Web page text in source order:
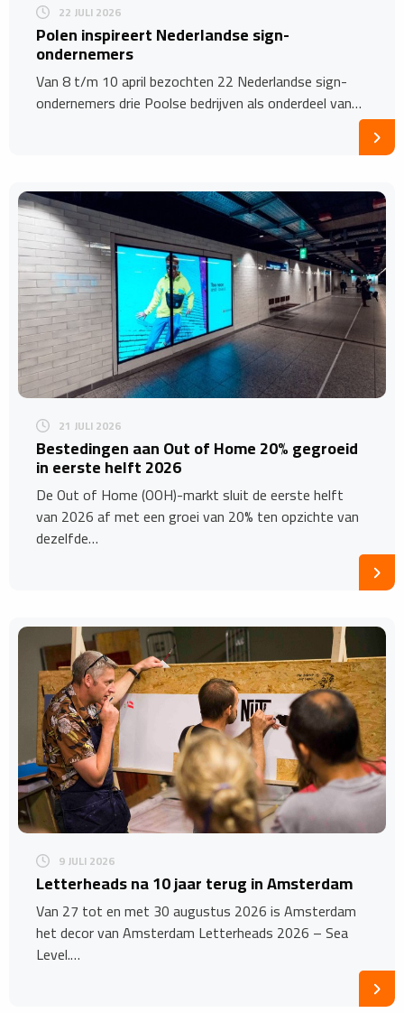
22 JULI 2026
Polen inspireert Nederlandse sign-
ondernemers
Van 8 t/m 10 april bezochten 22 Nederlandse sign-
ondernemers drie Poolse bedrijven als onderdeel van…
21 JULI 2026
Bestedingen aan Out of Home 20% gegroeid
in eerste helft 2026
De Out of Home (OOH)-markt sluit de eerste helft
van 2026 af met een groei van 20% ten opzichte van
dezelfde…
9 JULI 2026
Letterheads na 10 jaar terug in Amsterdam
Van 27 tot en met 30 augustus 2026 is Amsterdam
het decor van Amsterdam Letterheads 2026 – Sea
Level.…